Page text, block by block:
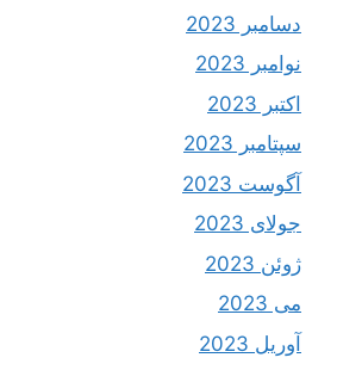
دسامبر 2023
نوامبر 2023
اکتبر 2023
سپتامبر 2023
آگوست 2023
جولای 2023
ژوئن 2023
می 2023
آوریل 2023